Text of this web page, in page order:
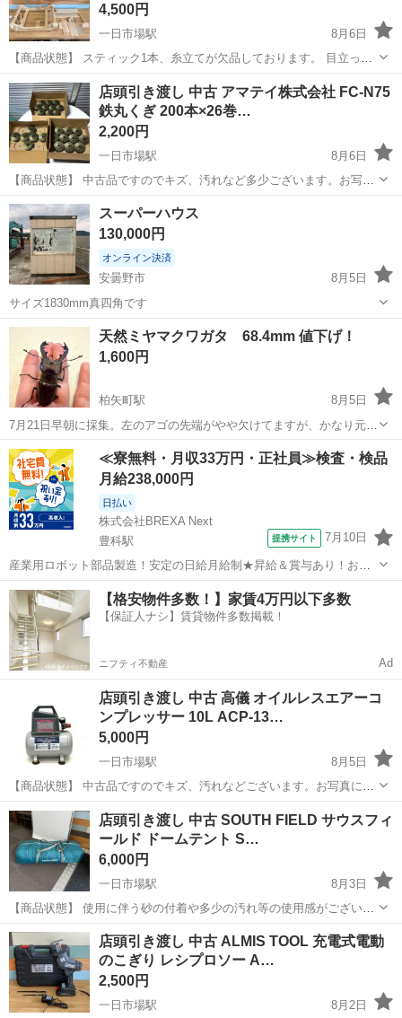
4,500円
一日市場駅
8月6日
【商品状態】 スティック1本、糸立てが欠品しております。 目立った
キズや汚れはございません。お写真にてご確認下さい。 【サイズ】 幅
400mm × 奥行500mm × 高さ110mm 現在店頭でも販売中...
長野 安曇野市 一日市場駅 その他 織機
店頭引き渡し 中古 アマテイ株式会社 FC-N75
鉄丸くぎ 200本×26巻…
2,200円
一日市場駅
8月6日
【商品状態】 中古品ですのでキズ、汚れなど多少ございます。お写真
にてご確認下さい。 バラ売り不可です。 現在店頭でも販売中です。
販売済みの場合はご容赦くださいませ。 （※店頭受け渡し）当社では
品物を直...
長野 安曇野市 一日市場駅
スーパーハウス
130,000円
オンライン決済
安曇野市
8月5日
サイズ1830mm真四角です
長野 安曇野市 その他
天然ミヤマクワガタ 68.4mm 値下げ！
1,600円
柏矢町駅
8月5日
7月21日早朝に採集。左のアゴの先端がやや欠けてますが、かなり元気
です！ 夏休みの生体観察、ブリードなどにいかがですか😌 気になる方
はメッセージ下さい。 受け渡し場所は安曇野市周辺で考えておりま
す。 直接受け取りに来れる方の...
長野 安曇野市 柏矢町駅 その他 ミヤマクワガタ
≪寮無料・月収33万円・正社員≫検査・検品
月給238,000円
日払い
株式会社BREXA Next
豊科駅
提携サイト 7月10日
産業用ロボット部品製造！安定の日給月給制★昇給＆賞与あり！お友
達やカップルとの応募OK！赴任旅費会社負担★送迎あり◎土日祝休み
×年間休日130日！作業着無償貸与★食堂利用可◎《長野県安曇野市》
人気の工場のお仕事 ◇産業用...
長野 安曇野市 豊科駅 その他
【格安物件多数！】家賃4万円以下多数
【保証人ナシ】賃貸物件多数掲載！
ニフティ不動産 Ad
店頭引き渡し 中古 高儀 オイルレスエアーコ
ンプレッサー 10L ACP-13…
5,000円
一日市場駅
8月5日
【商品状態】 中古品ですのでキズ、汚れなどございます。お写真にて
ご確認下さい。 現在店頭でも販売中です。 販売済みの場合はご容赦く
ださいませ。 （※店頭受け渡し）当社では品物を直接お客様に見て頂
き安心してご購...
長野 安曇野市 一日市場駅 その他
店頭引き渡し 中古 SOUTH FIELD サウスフィ
ールド ドームテント S…
6,000円
一日市場駅
8月3日
【商品状態】 使用に伴う砂の付着や多少の汚れ等の使用感がございま
す。 付属品は揃っています。 現在店頭でも販売中です。 販売済みの
場合はご容赦くださいませ。 （※店頭受け渡し）当社では品物を直接
お客様に見て...
長野 安曇野市 一日市場駅 その他
店頭引き渡し 中古 ALMIS TOOL 充電式電動
のこぎり レシプロソー A…
2,500円
一日市場駅
8月2日